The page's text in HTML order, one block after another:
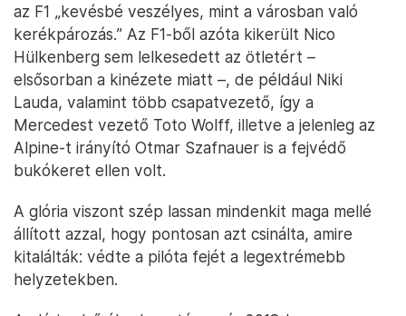
az F1 „kevésbé veszélyes, mint a városban való
kerékpározás.” Az F1-ből azóta kikerült Nico
Hülkenberg sem lelkesedett az ötletért –
elsősorban a kinézete miatt –, de például Niki
Lauda, valamint több csapatvezető, így a
Mercedest vezető Toto Wolff, illetve a jelenleg az
Alpine-t irányító Otmar Szafnauer is a fejvédő
bukókeret ellen volt.
A glória viszont szép lassan mindenkit maga mellé
állított azzal, hogy pontosan azt csinálta, amire
kitalálták: védte a pilóta fejét a legextrémebb
helyzetekben.